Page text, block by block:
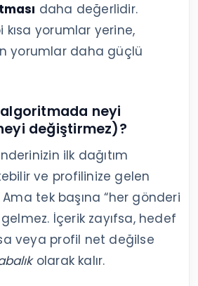
daha değerlidir.
kısa yorumlar yerine,
yorumlar daha güçlü
neyi
değiştirmez)?
ilk dağıtım
ve profilinize gelen
tek başına “her gönderi
İçerik zayıfsa, hedef
veya profil net değilse
olarak kalır.